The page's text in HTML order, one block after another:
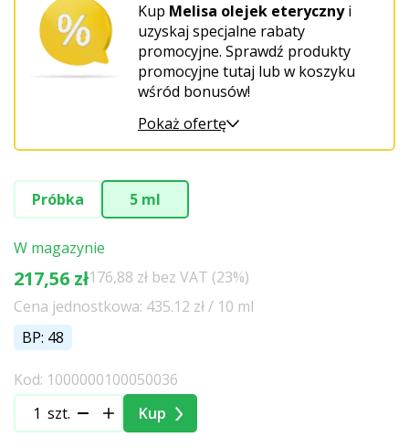
Kup Melisa olejek eterycznyi
uzyskaj specjalne rabaty
promocyjne. Sprawdź produkty
promocyjne tutaj lub w koszyku
wśród bonusów!
Pokaż ofertę
Próbka 5 ml
W magazynie
217,56 zł176,88 zł bez VAT (23%)
Cena jednostkowa: 435.12 zł / 10 ml
BP: 48
Kod: 1000000100050036
szt.
Kup